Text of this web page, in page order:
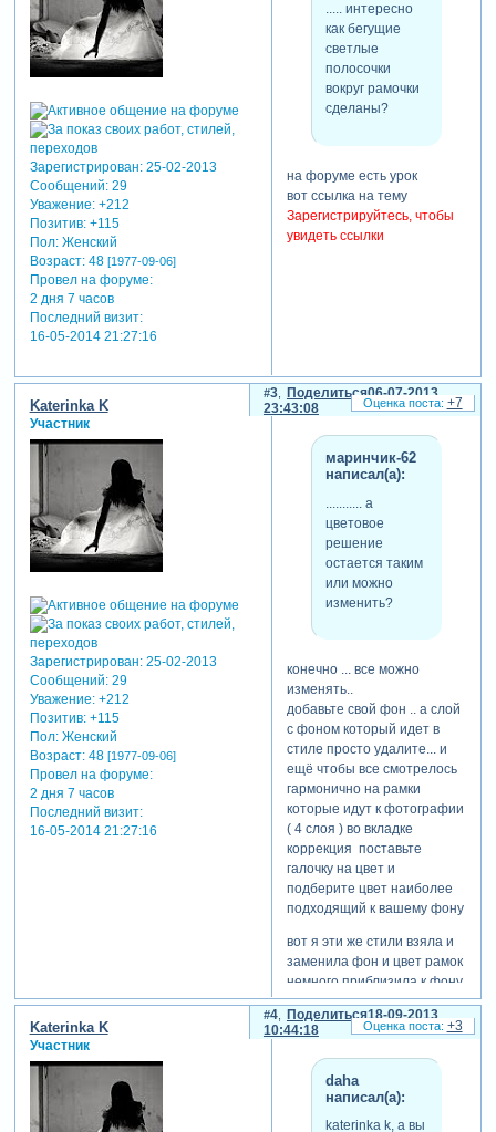
-
Зарегистрируйтесь,
зарегистрируйтесь
теги: стили proshow
producer
Зарегистрирован: 25-02-2013
Сообщений:29
Уважение: +212
Позитив: +115
Пол:Женский
Возраст:48 [1977-09-06]
Провел на форуме:
2 дня 7 часов
Последний визит:
16-05-2014 21:27:16
..... интересно
как бегущие
светлые
полосочки
вокруг рамочки
сделаны?
на форуме есть урок
вот ссылка на тему
Зарегистрируйтесь, чтобы
увидеть ссылки
Поделиться
3
06-07-2013
23:43:08
Katerinka K
Участник
Зарегистрирован: 25-02-2013
Сообщений:29
Уважение: +212
Позитив: +115
Пол:Женский
Возраст:48 [1977-09-06]
Провел на форуме:
2 дня 7 часов
Последний визит:
16-05-2014 21:27:16
маринчик-62
написал(а):
........... а
цветовое
решение
остается таким
или можно
изменить?
конечно ... все можно
изменять..
добавьте свой фон .. а слой
с фоном который идет в
стиле просто удалите... и
ещё чтобы все смотрелось
гармонично на рамки
которые идут к фотографии
( 4 слоя ) во вкладке
коррекция поставьте
галочку на цвет и
подберите цвет наиболее
подходящий к вашему фону
вот я эти же стили взяла и
заменила фон и цвет рамок
немного приблизила к фону
и вот что получилось..
ps так как делала второпях
не подогнала фотографии
по размерам .. так что на
это не обращайте
внимания..
+7
Поделиться
4
18-09-2013
10:44:18
Katerinka K
Участник
daha
написал(а):
katerinka k, а вы
+3